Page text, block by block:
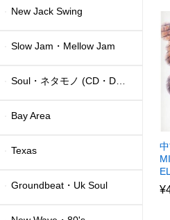
¥
New Jack Swing
Slow Jam・Mellow Jam
Soul・ネタモノ (CD・DVD)
Bay Area
Texas
Groundbeat・Uk Soul